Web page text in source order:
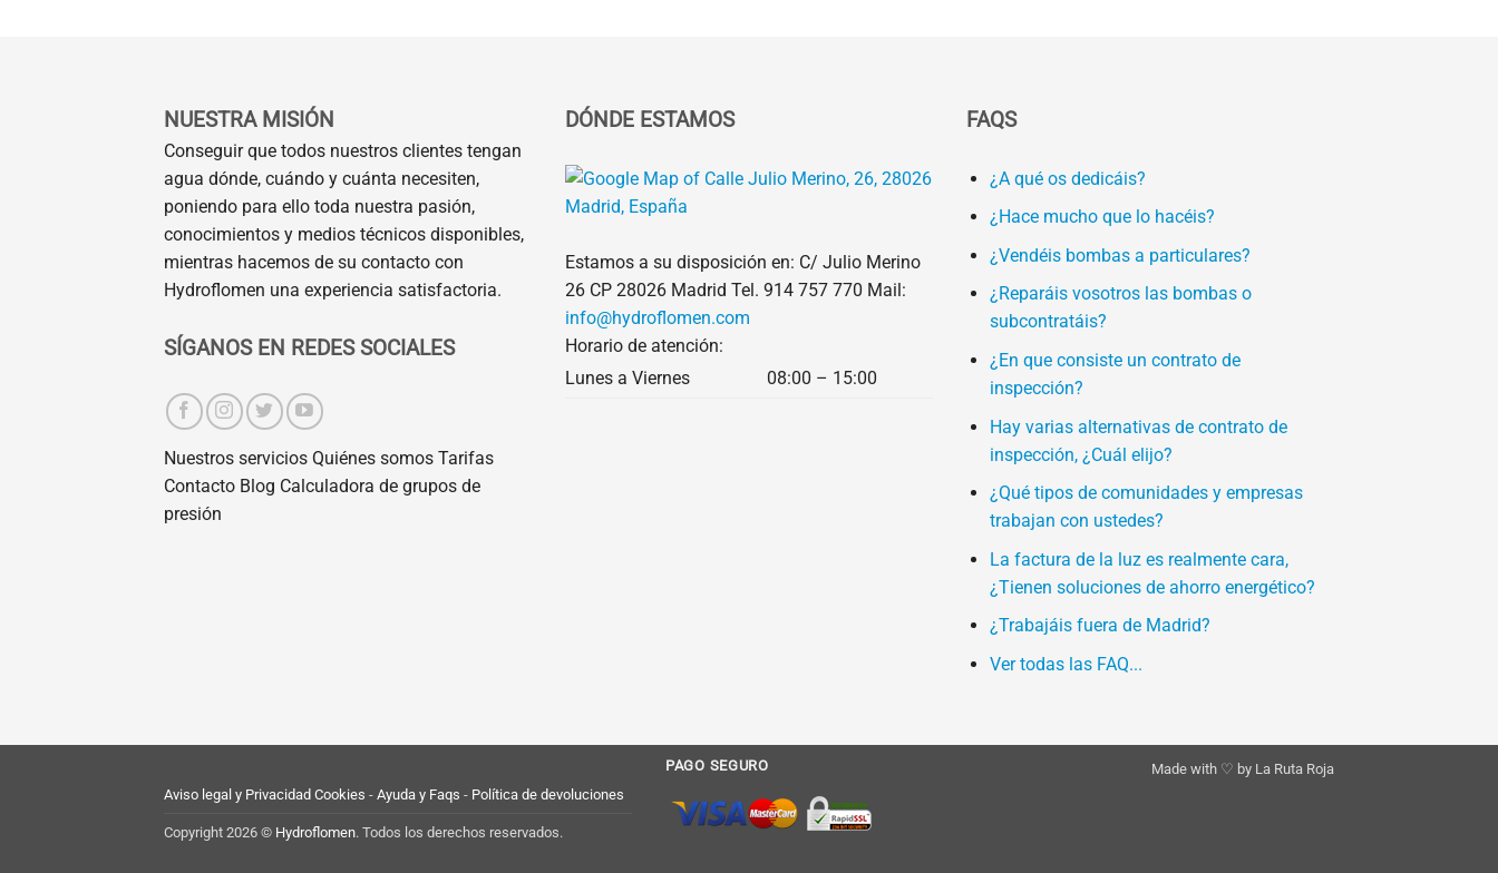
NUESTRA MISIÓN
Conseguir que todos nuestros clientes tengan
agua dónde, cuándo y cuánta necesiten,
poniendo para ello toda nuestra pasión,
conocimientos y medios técnicos disponibles,
mientras hacemos de su contacto con
Hydroflomen una experiencia satisfactoria.
SÍGANOS EN REDES SOCIALES
Nuestros servicios Quiénes somos Tarifas
Contacto Blog Calculadora de grupos de
presión
DÓNDE ESTAMOS
Estamos a su disposición en: C/ Julio Merino
26 CP 28026 Madrid Tel. 914 757 770 Mail:
info@hydroflomen.com
Horario de atención:
Lunes a Viernes
08:00 – 15:00
FAQS
¿A qué os dedicáis?
¿Hace mucho que lo hacéis?
¿Vendéis bombas a particulares?
¿Reparáis vosotros las bombas o
subcontratáis?
¿En que consiste un contrato de
inspección?
Hay varias alternativas de contrato de
inspección, ¿Cuál elijo?
¿Qué tipos de comunidades y empresas
trabajan con ustedes?
La factura de la luz es realmente cara,
¿Tienen soluciones de ahorro energético?
¿Trabajáis fuera de Madrid?
Ver todas las FAQ...
Aviso legal y Privacidad Cookies - Ayuda y Faqs - Política de devoluciones
Copyright 2026 © Hydroflomen. Todos los derechos reservados.
PAGO SEGURO Made with ♡ by La Ruta Roja